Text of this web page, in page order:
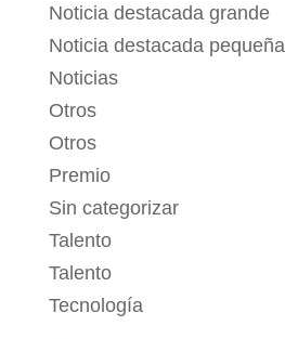
Noticia destacada grande
Noticia destacada pequeña
Noticias
Otros
Otros
Premio
Sin categorizar
Talento
Talento
Tecnología